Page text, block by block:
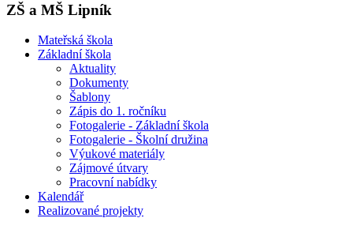
ZŠ a MŠ Lipník
Mateřská škola
Základní škola
Aktuality
Dokumenty
Šablony
Zápis do 1. ročníku
Fotogalerie - Základní škola
Fotogalerie - Školní družina
Výukové materiály
Zájmové útvary
Pracovní nabídky
Kalendář
Realizované projekty